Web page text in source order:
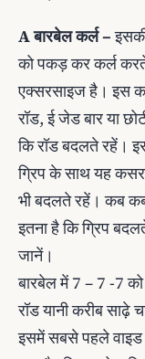
A बारबेल कर्ल –
को पकड़ कर कर्ल
एक्सरसाइज है। इस
रॉड, ई जेड बार या
कि रॉड बदलते रहें।
ग्रिप के साथ यह
भी बदलते रहें। कब
इतना है कि ग्रिप
जानें।
बारबेल में 7 – 7 -7
रॉड यानी करीब साढ़े
इसमें सबसे पहले वाइड